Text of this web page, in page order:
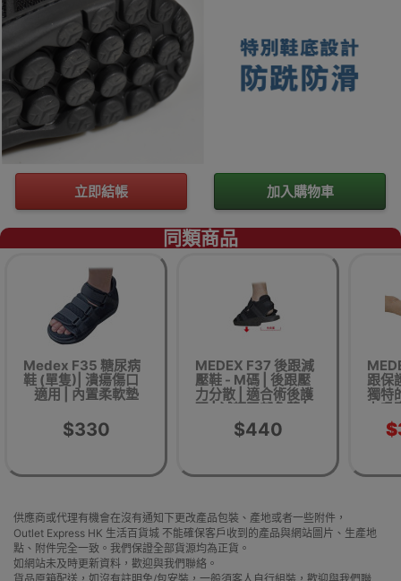
立即結帳 加入購物車
同類商品
Medex F35 糖尿病
鞋 (單隻)| 潰瘍傷口
適用 | 內置柔軟墊
$330
MEDEX F37 後跟減
壓鞋 - M碼 | 後跟壓
力分散 | 適合術後護
理 | 減輕跟部負荷 |
香港行貨
$440
跟保
獨特
力
供應商或代理有機會在沒有通知下更改產品包裝、產地或者一些附件，
Outlet Express HK 生活百貨城 不能確保客戶收到的產品與網站圖片、生產地
點、附件完全一致。我們保證全部貨源均為正貨。
如網站未及時更新資料，歡迎與我們聯絡。